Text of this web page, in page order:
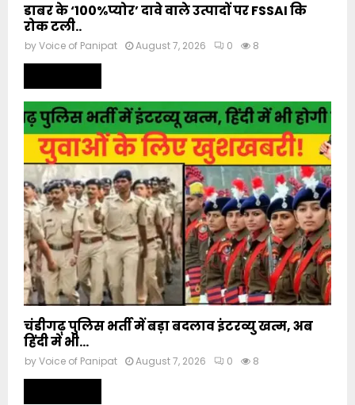
डाबर के ‘100%प्योर’ दावे वाले उत्पादों पर FSSAI कि
रोक टली..
byVoice of Panipat August 7, 2026 0 8
चंडीगढ़ पुलिस भर्ती में बड़ा बदलाव इंटरव्यु खत्म, अब
हिंदी में भी...
byVoice of Panipat August 7, 2026 0 8